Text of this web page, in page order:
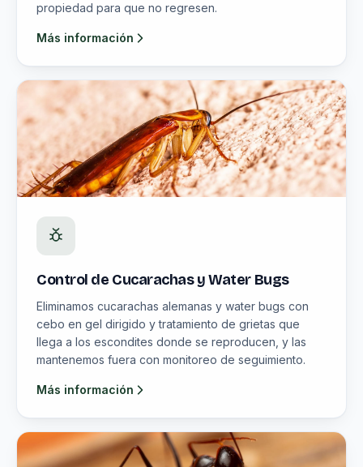
propiedad para que no regresen.
Más información
Control de Cucarachas y Water Bugs
Eliminamos cucarachas alemanas y water bugs con
cebo en gel dirigido y tratamiento de grietas que
llega a los escondites donde se reproducen, y las
mantenemos fuera con monitoreo de seguimiento.
Más información